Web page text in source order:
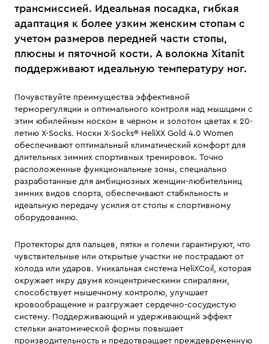
трансмиссией. Идеальная посадка, гибкая
адаптация к более узким женским стопам с
учетом размеров передней части стопы,
плюсны и пяточной кости. А волокна Xitanit
поддерживают идеальную температуру ног.
Почувствуйте преимущества эффективной
терморегуляции и оптимального контроля над мышцами c
этим юбилейным носком в черном и золотом цветах к 20-
летию X-Socks. Носки X-Socks® HeliXX Gold 4.0 Women
обеспечивают оптимальный климатический комфорт для
длительных зимних спортивных тренировок. Точно
расположенные функциональные зоны, специально
разработанные для амбициозных женщин-любительниц
зимних видов спорта, обеспечивают стабильность и
идеальную передачу усилия от стопы к спортивному
оборудованию.
Протекторы для пальцев, пятки и голени гарантируют, что
чувствительные или открытые участки не пострадают от
холода или ударов. Уникальная система HeliXCoil, которая
окружает икру двумя концентрическими спиралями,
способствует мышечному контролю, улучшает
кровообращение и разгружает сердечно-сосудистую
систему. Поддерживающий и удерживающий эффект
стельки анатомической формы повышает
производительность и предотвращает преждевременную